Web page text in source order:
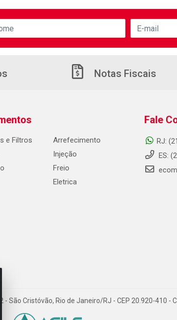
Notas Fiscais
e Filtros
Arrefecimento
Injeção
Freio
Eletrica
Fale
RJ:
ES:
São Cristóvão, Rio de Janeiro/RJ - CEP 20.920-410 -